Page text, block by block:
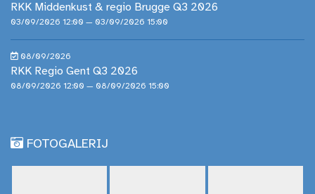
RKK Middenkust & regio Brugge Q3 2026
03/09/2026 12:00 — 03/09/2026 15:00
08/09/2026
RKK Regio Gent Q3 2026
08/09/2026 12:00 — 08/09/2026 15:00
FOTOGALERIJ